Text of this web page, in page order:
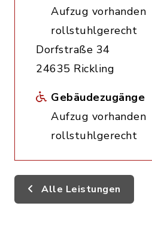
Aufzug vorhanden
rollstuhlgerecht
Dorfstraße 34
24635 Rickling
Gebäudezugänge
Aufzug vorhanden
rollstuhlgerecht
Alle Leistungen